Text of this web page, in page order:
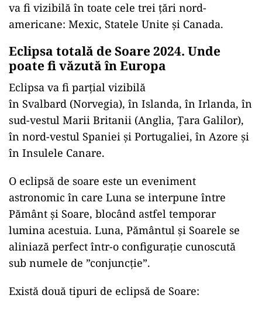
va fi vizibilă în toate cele trei țări nord-
americane: Mexic, Statele Unite și Canada.
Eclipsa totală de Soare 2024. Unde
poate fi văzută în Europa
Eclipsa va fi parțial vizibilă
în Svalbard (Norvegia), în Islanda, în Irlanda, în
sud-vestul Marii Britanii (Anglia, Țara Galilor),
în nord-vestul Spaniei și Portugaliei, în Azore și
în Insulele Canare.
O eclipsă de soare este un eveniment
astronomic în care Luna se interpune între
Pământ și Soare, blocând astfel temporar
lumina acestuia. Luna, Pământul și Soarele se
aliniază perfect într-o configurație cunoscută
sub numele de ”conjuncție”.
Există două tipuri de eclipsă de Soare: